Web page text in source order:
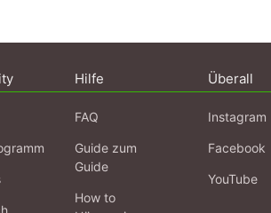
Hilfe
FAQ
Guide zum
Guide
How to
Überall
Instagram
Facebook
YouTube